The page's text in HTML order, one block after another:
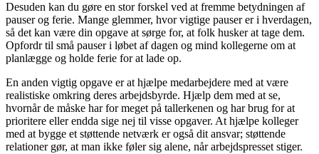
Desuden kan du gøre en stor forskel ved at fremme betydningen af
pauser og ferie. Mange glemmer, hvor vigtige pauser er i hverdagen,
så det kan være din opgave at sørge for, at folk husker at tage dem.
Opfordr til små pauser i løbet af dagen og mind kollegerne om at
planlægge og holde ferie for at lade op.
En anden vigtig opgave er at hjælpe medarbejdere med at være
realistiske omkring deres arbejdsbyrde. Hjælp dem med at se,
hvornår de måske har for meget på tallerkenen og har brug for at
prioritere eller endda sige nej til visse opgaver. At hjælpe kolleger
med at bygge et støttende netværk er også dit ansvar; støttende
relationer gør, at man ikke føler sig alene, når arbejdspresset stiger.